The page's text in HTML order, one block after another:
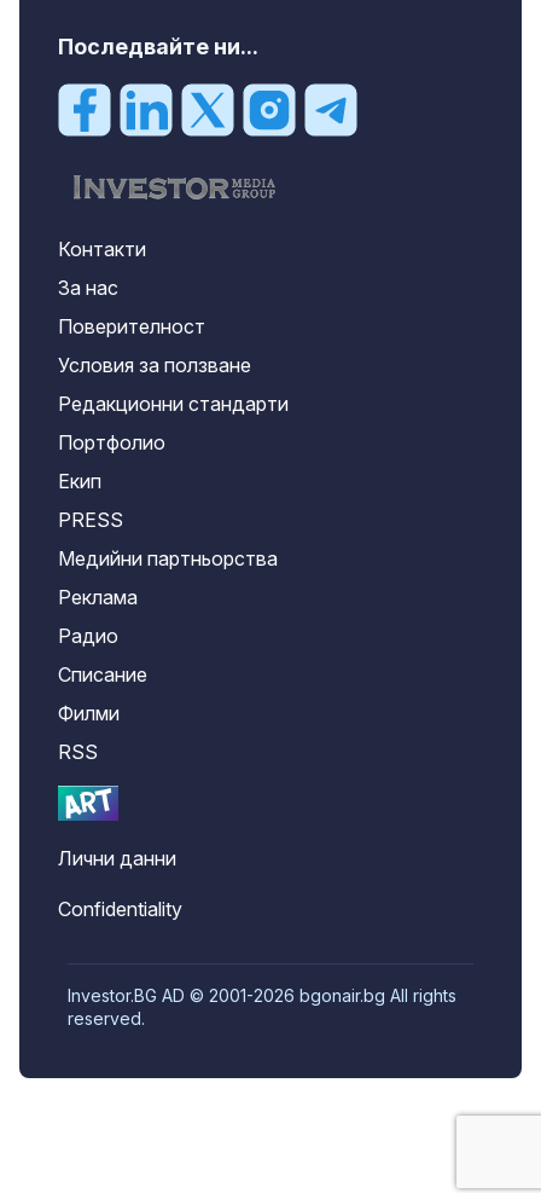
Последвайте ни...
Контакти
За нас
Поверителност
Условия за ползване
Редакционни стандарти
Портфолио
Екип
PRESS
Медийни партньорства
Реклама
Радио
Списание
Филми
RSS
Лични данни
Confidentiality
Investor.BG AD © 2001-2026 bgonair.bg All rights
reserved.